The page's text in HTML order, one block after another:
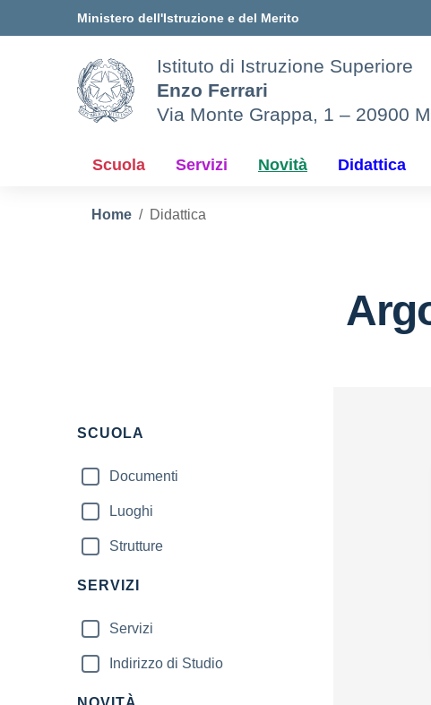
Ministero dell'Istruzione e del Merito
Istituto di Istruzione Superiore
Enzo Ferrari
Via Monte Grappa, 1 – 20900
Scuola Servizi Novità Didattica
Home Didattica
SCUOLA
Documenti
Luoghi
Strutture
SERVIZI
Servizi
Indirizzo di Studio